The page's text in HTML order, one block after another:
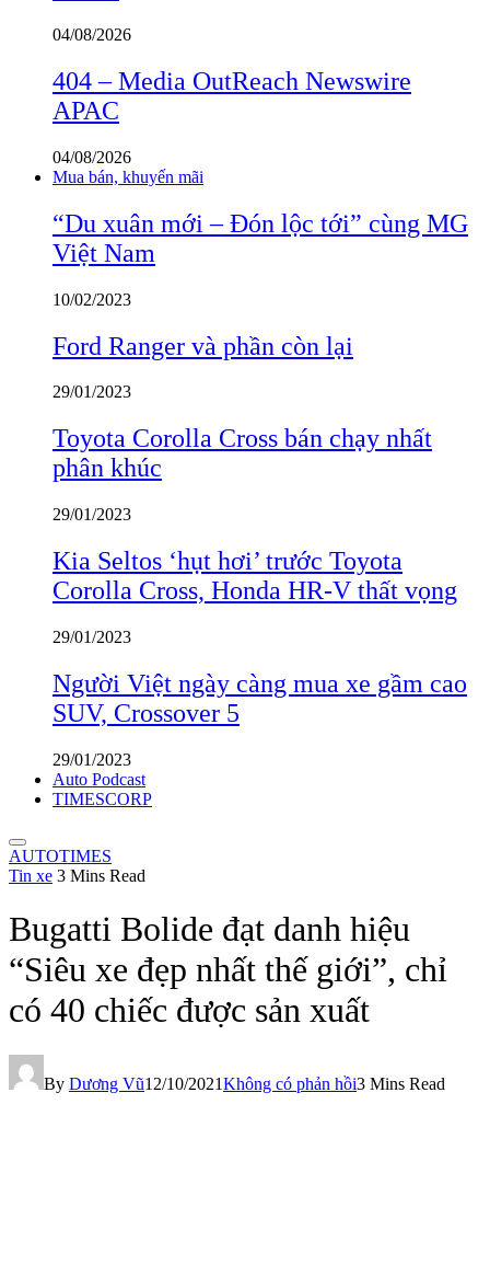
04/08/2026
404 – Media OutReach Newswire
APAC
04/08/2026
Mua bán, khuyến mãi
“Du xuân mới – Đón lộc tới” cùng MG
Việt Nam
10/02/2023
Ford Ranger và phần còn lại
29/01/2023
Toyota Corolla Cross bán chạy nhất
phân khúc
29/01/2023
Kia Seltos ‘hụt hơi’ trước Toyota
Corolla Cross, Honda HR-V thất vọng
29/01/2023
Người Việt ngày càng mua xe gầm cao
SUV, Crossover 5
29/01/2023
Auto Podcast
TIMESCORP
AUTOTIMES
Tin xe 3 Mins Read
Bugatti Bolide đạt danh hiệu
“Siêu xe đẹp nhất thế giới”, chỉ
có 40 chiếc được sản xuất
By Dương Vũ12/10/2021Không có phản hồi3 Mins Read